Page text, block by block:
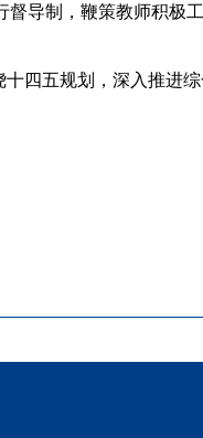
导制，鞭策教师积极
四五规划，深入推进